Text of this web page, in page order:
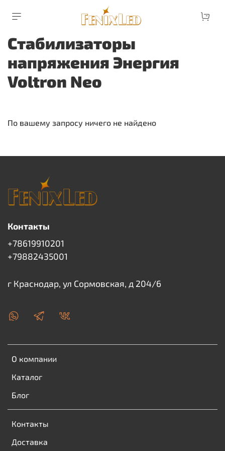
Стабилизаторы
напряжения Энергия
Voltron Neo
По вашему запросу ничего не найдено
О компании
Каталог
Блог
Контакты
Доставка
Контакты
+78619910201
+79882435001
г Краснодар, ул Сормовская, д 204/6